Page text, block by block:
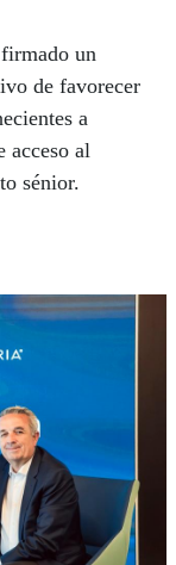
un
de favorecer
a
acceso al
sénior.